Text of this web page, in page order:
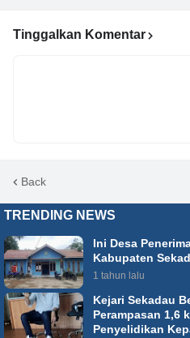
Tinggalkan Komentar
Back
TRENDING NEWS
Ini Desa
Kabupaten
1 tahun lalu
Kejari Sekadau
Perampasan 1,6
Penyelidikan